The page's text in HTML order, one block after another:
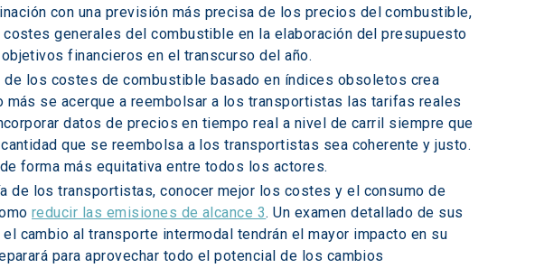
con una previsión más precisa de los precios del combustible,
generales del combustible en la elaboración del presupuesto
financieros en el transcurso del año.
de los costes de combustible basado en índices obsoletos crea
se acerque a reembolsar a los transportistas las tarifas reales
datos de precios en tiempo real a nivel de carril siempre que
que se reembolsa a los transportistas sea coherente y justo.
forma más equitativa entre todos los actores.
de los transportistas, conocer mejor los costes y el consumo de
reducir las emisiones de alcance 3. Un examen detallado de sus
cambio al transporte intermodal tendrán el mayor impacto en su
para aprovechar todo el potencial de los cambios